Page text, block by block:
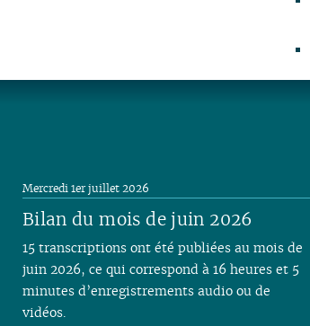
Bilan du mois de juin 2026
Mercredi 1er juillet 2026
15 transcriptions ont été publiées au mois de
juin 2026, ce qui correspond à 16 heures et 5
minutes d’enregistrements audio ou de
vidéos.